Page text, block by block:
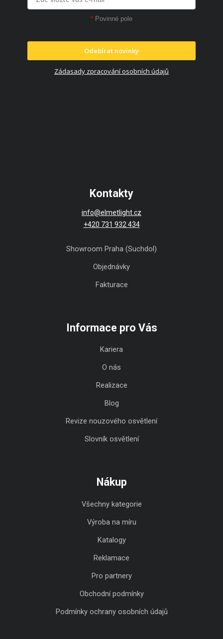
* Povinné pole
Odebírat novinky
Zádasady zpracování osobních údajů
Kontakty
info@elmetlight.cz
+420 731 932 434
Showroom Praha (Suchdol)
Objednávky
Fakturace
Informace pro Vás
Kariera
O nás
Realizace
Blog
Revize nouzového osvětlení
Slovník osvětlení
Nákup
Všechny kategorie
Výroba na míru
Katalogy
Reklamace
Pro partnery
Obchodní podmínky
Podmínky ochrany osobních údajů